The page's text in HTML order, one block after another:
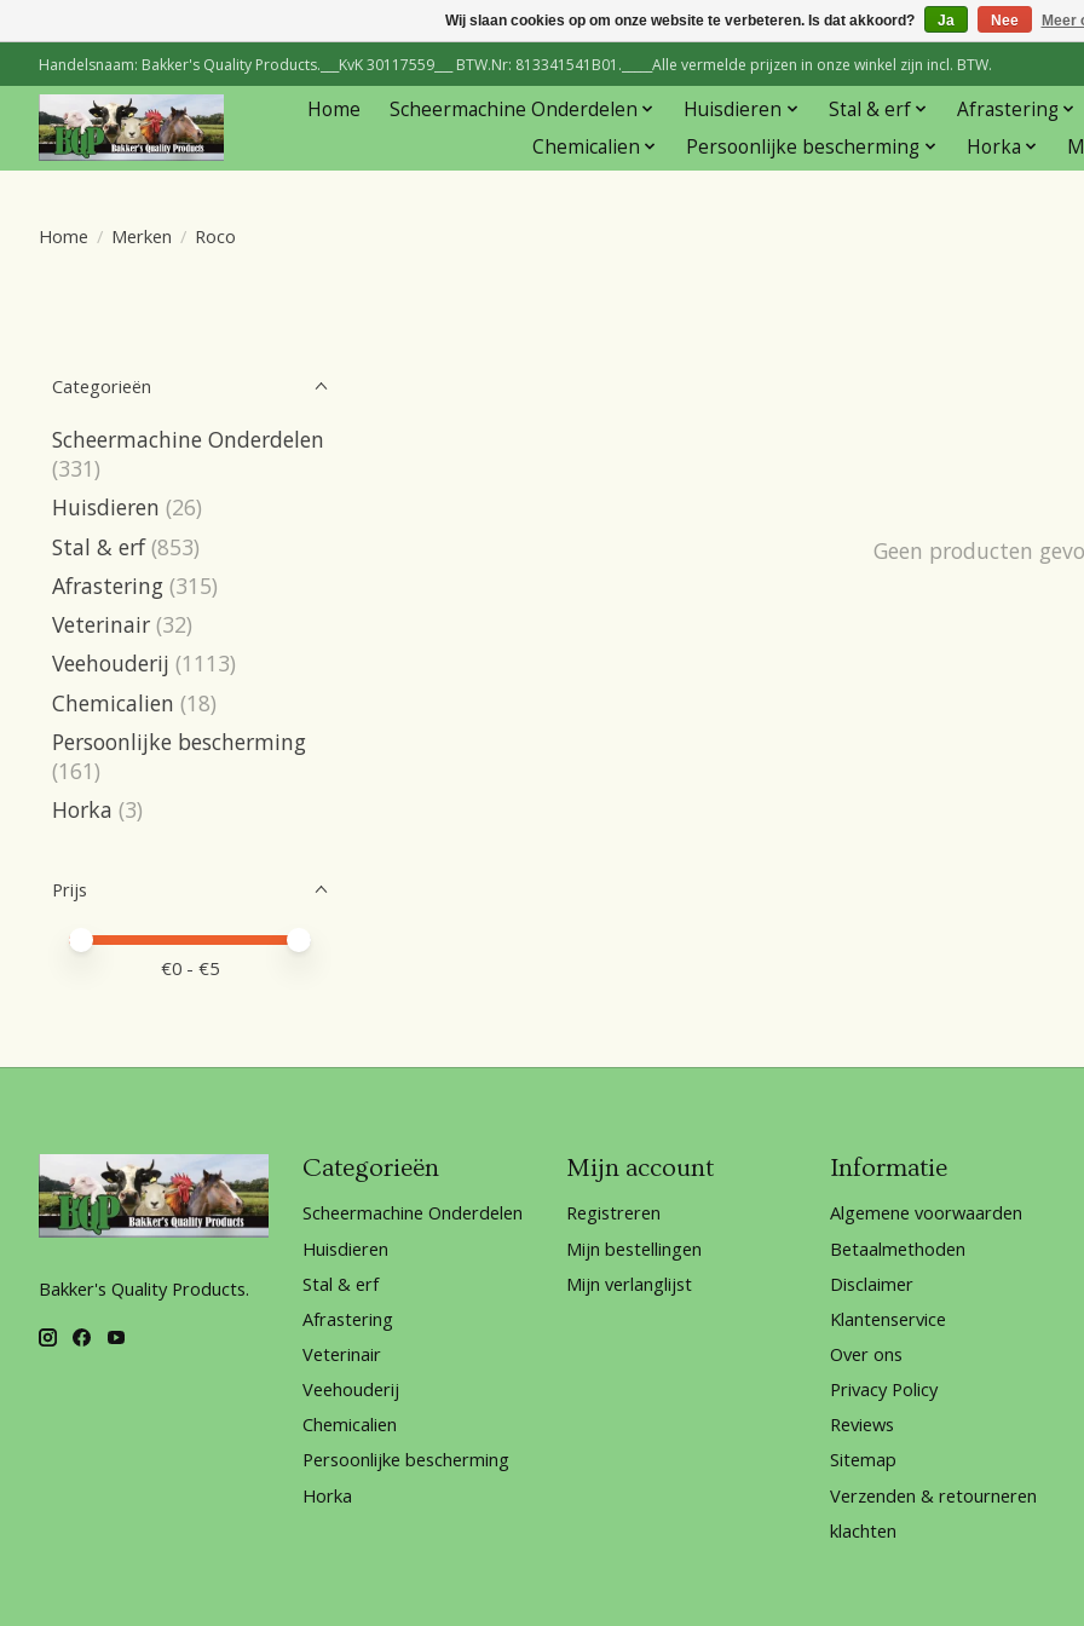
Handelsnaam: Bakker's Quality Products.___KvK 30117559___ BTW.Nr: 813341541B01._____Alle vermelde prijzen in onze winkel zijn incl. BTW.
Home Scheermachine Onderdelen Huisdieren Stal & erf Afrastering
Chemicalien
Persoonlijke bescherming Horka
Home / Merken / Roco
Categorieën
Scheermachine Onderdelen
(331)
Huisdieren (26)
Stal & erf (853)
Afrastering (315)
Veterinair (32)
Veehouderij (1113)
Chemicalien (18)
Persoonlijke bescherming
(161)
Horka (3)
Prijs
Minimale prijswaarde
Price maximum value
€0 - €5
Geen producten
Bakker's Quality Products.
Categorieën
Scheermachine Onderdelen
Huisdieren
Stal & erf
Afrastering
Veterinair
Veehouderij
Chemicalien
Persoonlijke bescherming
Horka
Mijn account
Registreren
Mijn bestellingen
Mijn verlanglijst
Informatie
Algemene voorwaarden
Betaalmethoden
Disclaimer
Klantenservice
Over ons
Privacy Policy
Reviews
Sitemap
Verzenden & retourneren
klachten
Wij slaan cookies op om onze website te verbeteren. Is dat akkoord? Ja Nee Meer